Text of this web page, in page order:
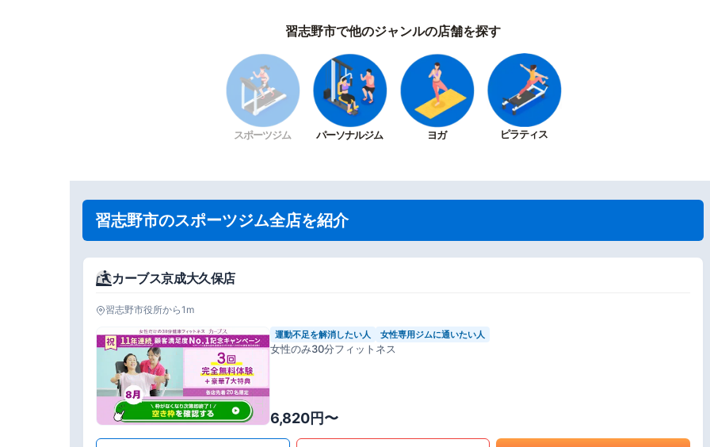
習志野市で他のジャンルの店舗を探す
スポーツジム パーソナルジム ヨガ ピラティス
習志野市のスポーツジム全店を紹介
カーブス京成大久保店
習志野市役所から1m
運動不足を解消したい人 女性専用ジムに通いたい人
女性のみ30分フィットネス
6,820円〜